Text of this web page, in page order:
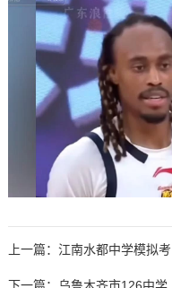
上一篇： 江南水都中学模拟考